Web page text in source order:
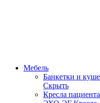
Мебель
Банкетки и
Скрыть
Кресла пациента